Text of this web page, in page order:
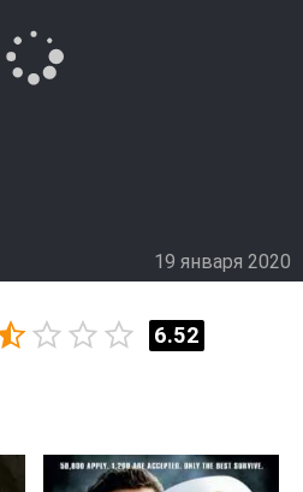
19 января 2020
6.52